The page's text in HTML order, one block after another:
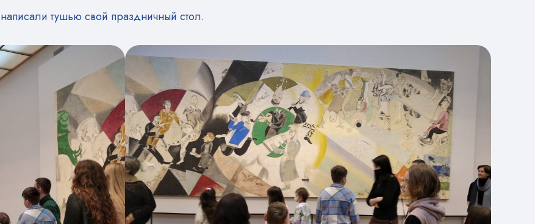
тушью свой праздничный стол.